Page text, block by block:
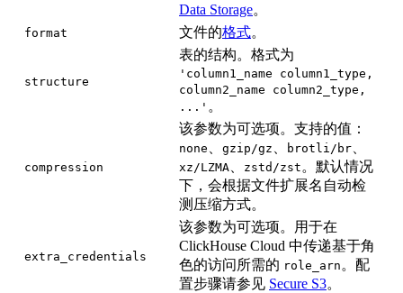
Data Storage。
format 文件的格式。
structure
表的结构。格式为
'column1_name column1_type,
column2_name column2_type,
...' 。
compression
该参数为可选项。支持的值：
none gzip/gz brotli/br
xz/LZMA zstd/zst 。默认情况
下，会根据文件扩展名自动检
测压缩方式。
extra_credentials
该参数为可选项。用于在
ClickHouse Cloud 中传递基于角
色的访问所需的 role_arn 。配
置步骤请参见 Secure S3。